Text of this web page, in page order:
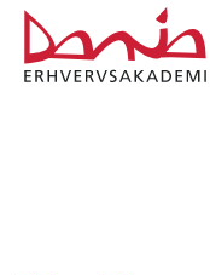
DEL SIDEN